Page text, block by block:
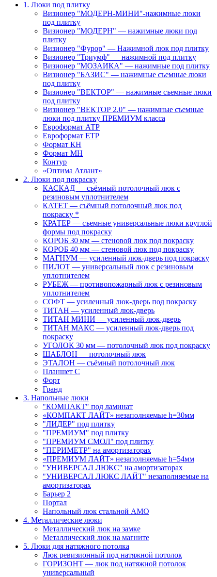
1. Люки под плитку
Визионер "МОДЕРН-МИНИ"-нажимные люки
под плитку
Визионер "МОДЕРН" — нажимные люки под
плитку
Визионер "Фурор" — Нажимной люк под плитку
Визионер "Триумф" — нажимной под плитку
Визионер "МОЗАИКА" — нажимные под плитку
Визионер "БАЗИС" — нажимные съемные люки
под плитку
Визионер "ВЕКТОР" — нажимные съемные люки
под плитку
Визионер "ВЕКТОР 2.0" — нажимные съемные
люки под плитку ПРЕМИУМ класса
Евроформат АТР
Евроформат ЕТР
Формат КН
Формат МН
Контур
«Оптима Атлант»
2. Люки под покраску
КАСКАД — съёмный потолочный люк с
резиновым уплотнителем
КАТЕТ — съёмный потолочный люк под
покраску *
КРАТЕР — съемные универсальные люки круглой
формы под покраску
КОРОБ 30 мм — стеновой люк под покраску
КОРОБ 40 мм — стеновой люк под покраску
МАГНУМ — усиленный люк-дверь под покраску
ПИЛОТ — универсальный люк с резиновым
уплотнителем
РУБЕЖ — противопожарный люк с резиновым
уплотнителем
СОФТ — усиленный люк-дверь под покраску
ТИТАН — усиленный люк-дверь
ТИТАН МИНИ — усиленный люк-дверь
ТИТАН МАКС — усиленный люк-дверь под
покраску
УГОЛОК 30 мм — потолочный люк под покраску
ШАБЛОН — потолочный люк
ЭТАЛОН — съёмный потолочный люк
Планшет С
Форт
Гранд
3. Напольные люки
"КОМПАКТ" под ламинат
«КОМПАКТ ЛАЙТ» незаполняемые h=30мм
"ЛИДЕР" под плитку
"ПРЕМИУМ" под плитку
"ПРЕМИУМ СМОЛ" под плитку
"ПЕРИМЕТР" на амортизаторах
«ПРЕМИУМ ЛАЙТ» незаполняемые h=54мм
"УНИВЕРСАЛ ЛЮКС" на амортизаторах
"УНИВЕРСАЛ ЛЮКС ЛАЙТ" незаполняемые на
амортизаторах
Барьер 2
Портал
Напольный люк стальной АМО
4. Металлические люки
Металлический люк на замке
Металлический люк на магните
5. Люки для натяжного потолка
Люк ревизионный под натяжной потолок
ГОРИЗОНТ — люк под натяжной потолок
универсальный